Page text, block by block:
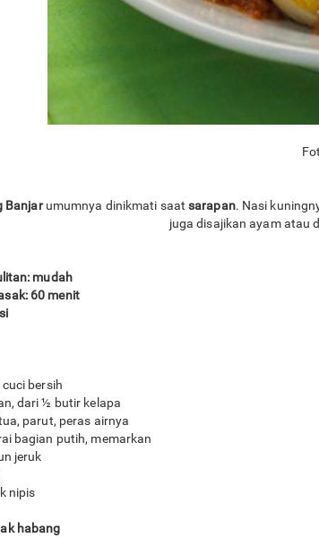
Banjarumumnya dinikmati saatsarapan. Nasi
juga disajikan ayam atau
mudah
60 menit
bersih
dari ½ butir kelapa
parut, peras airnya
bagian putih, memarkan
jeruk
nipis
habang